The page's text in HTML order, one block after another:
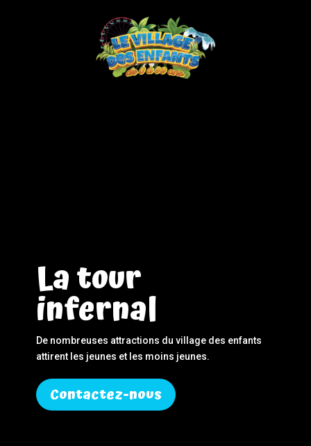
La tour
infernal
De nombreuses attractions du village des enfants
attirent les jeunes et les moins jeunes.
Contactez-nous